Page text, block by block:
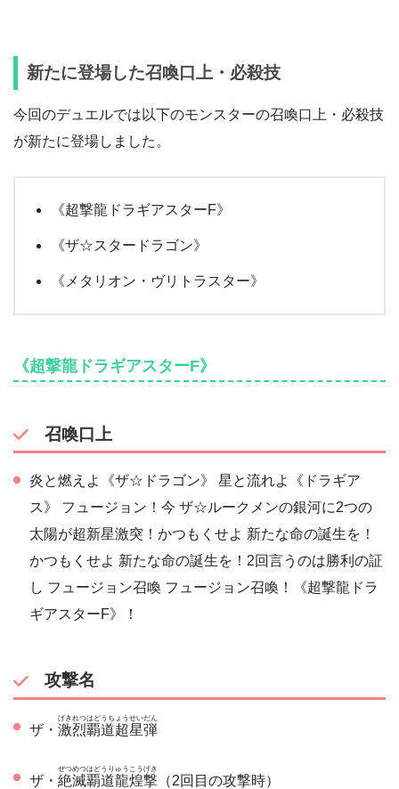
新たに登場した召喚口上・必殺技
今回のデュエルでは以下のモンスターの召喚口上・必殺技
が新たに登場しました。
《超撃龍ドラギアスターF》
《ザ☆スタードラゴン》
《メタリオン・ヴリトラスター》
《超撃龍ドラギアスターF》
召喚口上
炎と燃えよ《ザ☆ドラゴン》 星と流れよ《ドラギア
ス》 フュージョン！今 ザ☆ルークメンの銀河に2つの
太陽が超新星激突！かつもくせよ 新たな命の誕生を！
かつもくせよ 新たな命の誕生を！2回言うのは勝利の証
し フュージョン召喚 フュージョン召喚！《超撃龍ドラ
ギアスターF》！
攻撃名
ザ・ 激烈覇道超星弾
げきれつはどうちょうせいだん
ザ・ 絶滅覇道龍煌撃
ぜつめつはどうりゅうこうげき
（2回目の攻撃時）